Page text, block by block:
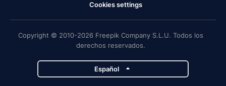
Cookies settings
Copyright © 2010-2026 Freepik Company S.L.U. Todos los
derechos reservados.
Español